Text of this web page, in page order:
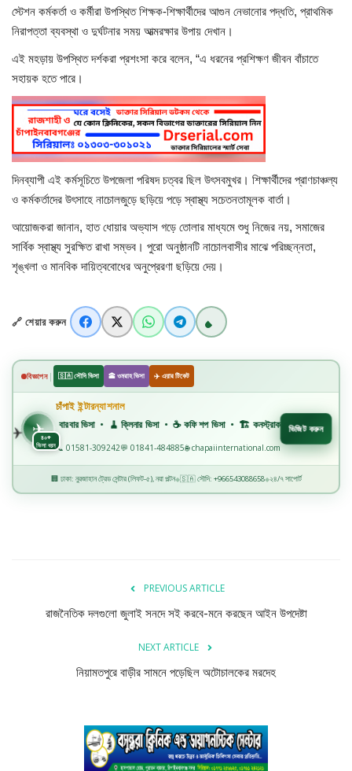
স্টেশন কর্মকর্তা ও কর্মীরা উপস্থিত শিক্ষক-শিক্ষার্থীদের আগুন নেভানোর পদ্ধতি, প্রাথমিক
নিরাপত্তা ব্যবস্থা ও দুর্ঘটনার সময় আত্মরক্ষার উপায় দেখান।
এই মহড়ায় উপস্থিত দর্শকরা প্রশংসা করে বলেন, “এ ধরনের প্রশিক্ষণ জীবন বাঁচাতে
সহায়ক হতে পারে।
দিনব্যাপী এই কর্মসূচিতে উপজেলা পরিষদ চত্বর ছিল উৎসবমুখর। শিক্ষার্থীদের প্রাণচাঞ্চল্য
ও কর্মকর্তাদের উৎসাহে নাচোলজুড়ে ছড়িয়ে পড়ে স্বাস্থ্য সচেতনতামূলক বার্তা।
আয়োজকরা জানান, হাত ধোয়ার অভ্যাস গড়ে তোলার মাধ্যমে শুধু নিজের নয়, সমাজের
সার্বিক স্বাস্থ্য সুরক্ষিত রাখা সম্ভব। পুরো অনুষ্ঠানটি নাচোলবাসীর মাঝে পরিচ্ছন্নতা,
শৃঙ্খলা ও মানবিক দায়িত্ববোধের অনুপ্রেরণা ছড়িয়ে দেয়।
🔗 শেয়ার করুন
বিজ্ঞাপন | 🇸🇦 সৌদি ভিসা 🕋 ওমরাহ ভিসা ✈️ এয়ার টিকেট
✈৪০+
ভিসা ধরন
চাঁপাই ইন্টারন্যাশনাল
💈 বারবার ভিসা • 🧹 ক্লিনার ভিসা • ☕ কফি শপ ভিসা • 🏗️ কনস্ট্রাকশন ভিসা • 🏭 ফ্যাক্টরি ভিসা
📞 01581-309242💬 01841-484885🌐 chapaiinternational.com
ভিজিট করুন
🏢 ঢাকা: নুরজাহান ট্রেড সেন্টার (লিফট-৫), নয়া পল্টন◆🇸🇦 সৌদি: +966543088658◆২৪/৭ সাপোর্ট
✈️
PREVIOUS ARTICLE
রাজনৈতিক দলগুলো জুলাই সনদে সই করবে-মনে করছেন আইন উপদেষ্টা
NEXT ARTICLE
নিয়ামতপুরে বাড়ীর সামনে পড়েছিল অটোচালকের মরদেহ